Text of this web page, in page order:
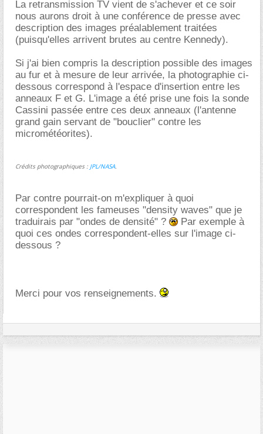
La retransmission TV vient de s'achever et ce soir
nous aurons droit à une conférence de presse avec
description des images préalablement traitées
(puisqu'elles arrivent brutes au centre Kennedy).
Si j'ai bien compris la description possible des images
au fur et à mesure de leur arrivée, la photographie ci-
dessous correspond à l'espace d'insertion entre les
anneaux F et G. L'image a été prise une fois la sonde
Cassini passée entre ces deux anneaux (l'antenne
grand gain servant de "bouclier" contre les
micrométéorites).
Crédits photographiques : JPL/NASA.
Par contre pourrait-on m'expliquer à quoi
correspondent les fameuses "density waves" que je
traduirais par "ondes de densité" ?
Par exemple à
quoi ces ondes correspondent-elles sur l'image ci-
dessous ?
Merci pour vos renseignements.